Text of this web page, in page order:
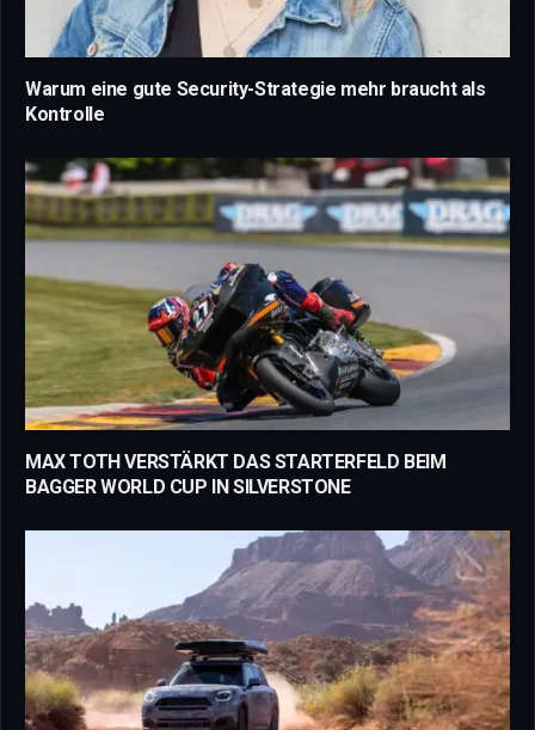
Warum eine gute Security-Strategie mehr braucht als
Kontrolle
MAX TOTH VERSTÄRKT DAS STARTERFELD BEIM
BAGGER WORLD CUP IN SILVERSTONE